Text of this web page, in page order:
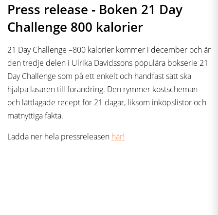
Press release - Boken 21 Day
Challenge 800 kalorier
21 Day Challenge –800 kalorier kommer i december och är
den tredje delen i Ulrika Davidssons populära bokserie 21
Day Challenge som på ett enkelt och handfast sätt ska
hjälpa läsaren till förändring. Den rymmer kostscheman
och lättlagade recept för 21 dagar, liksom inköpslistor och
matnyttiga fakta.
Ladda ner hela pressreleasen här!